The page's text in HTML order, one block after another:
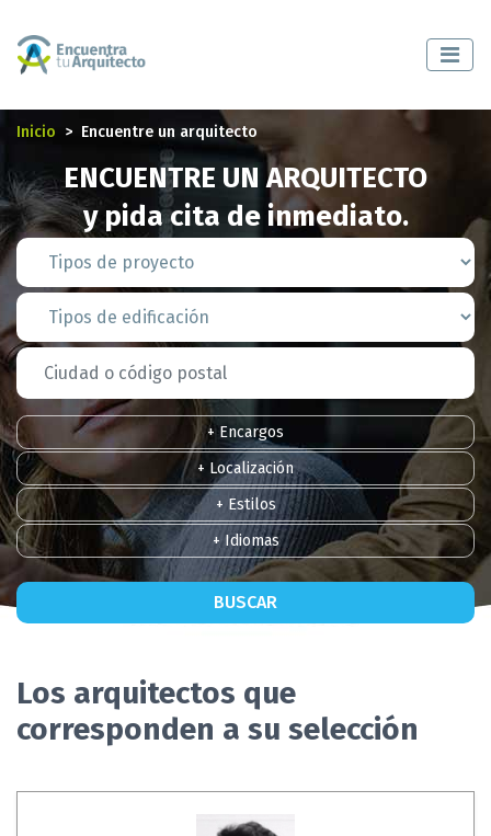
Inicio Encuentre un arquitecto
ENCUENTRE UN ARQUITECTO
y pida cita de inmediato.
+ Encargos
+ Localización
+ Estilos
+ Idiomas
BUSCAR
Los arquitectos que
corresponden a su selección